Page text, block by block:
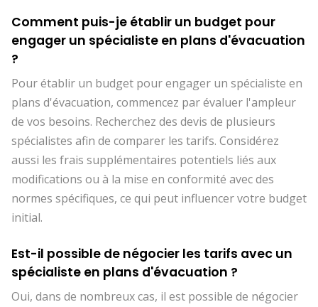
Comment puis-je établir un budget pour
engager un spécialiste en plans d'évacuation
?
Pour établir un budget pour engager un spécialiste en
plans d'évacuation, commencez par évaluer l'ampleur
de vos besoins. Recherchez des devis de plusieurs
spécialistes afin de comparer les tarifs. Considérez
aussi les frais supplémentaires potentiels liés aux
modifications ou à la mise en conformité avec des
normes spécifiques, ce qui peut influencer votre budget
initial.
Est-il possible de négocier les tarifs avec un
spécialiste en plans d'évacuation ?
Oui, dans de nombreux cas, il est possible de négocier